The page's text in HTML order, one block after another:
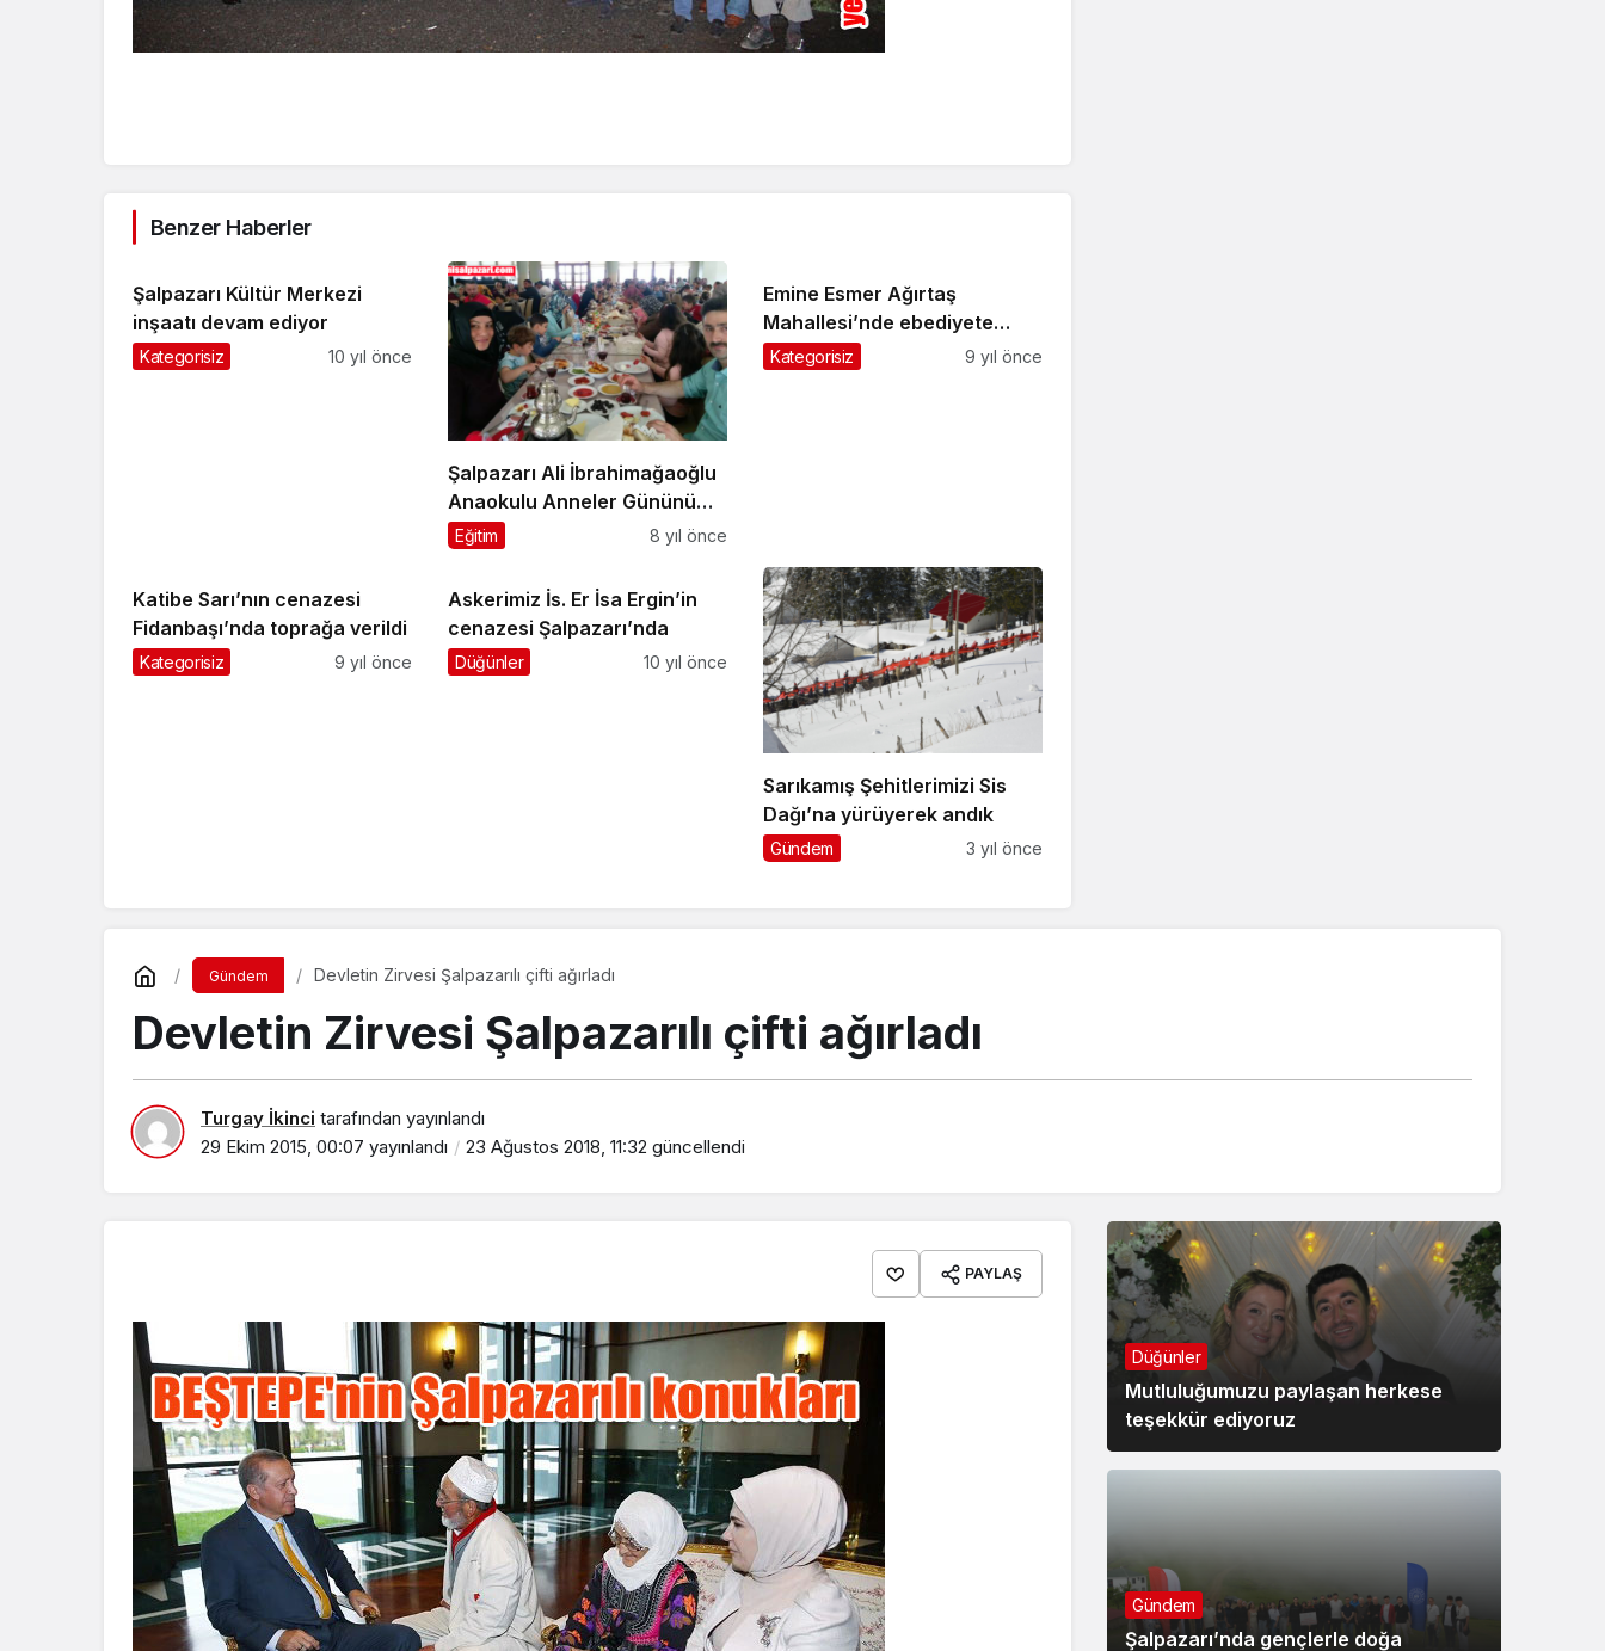
Benzer Haberler
Şalpazarı Kültür Merkezi
inşaatı devam ediyor
Kategorisiz 10 yıl önce
Şalpazarı Ali İbrahimağaoğlu
Anaokulu Anneler Gününü
birlikte kutladı
Eğitim 8 yıl önce
Emine Esmer Ağırtaş
Mahallesi’nde ebediyete
uğurlandı
Kategorisiz 9 yıl önce
Katibe Sarı’nın cenazesi
Fidanbaşı’nda toprağa verildi
Kategorisiz 9 yıl önce
Askerimiz İs. Er İsa Ergin’in
cenazesi Şalpazarı’nda
Düğünler 10 yıl önce
Sarıkamış Şehitlerimizi Sis
Dağı’na yürüyerek andık
Gündem 3 yıl önce
Gündem Devletin Zirvesi Şalpazarılı çifti ağırladı
Devletin Zirvesi Şalpazarılı çifti ağırladı
Turgay İkinci tarafından yayınlandı
29 Ekim 2015, 00:07 yayınlandı 23 Ağustos 2018, 11:32 güncellendi
PAYLAŞ
Düğünler
Mutluluğumuzu paylaşan herkese
teşekkür ediyoruz
Gündem
Şalpazarı’nda gençlerle doğa